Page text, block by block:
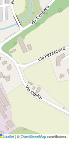
Leaflet|©OpenStreetMapcontributors